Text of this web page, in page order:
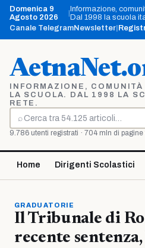
Vai
contenuto
Domenica 9
Agosto 2026
|Informazione,
Dal 1998 la scuola
Canale TelegramNewsletter
INFORMAZIONE,
LA SCUOLA. DAL 1998 LA
RETE.
⌕
Cerca
9.786 utenti registrati · 704 mln di pagine
Home Dirigenti Scolastici
GRADUATORIE
Il Tribunale di
recente